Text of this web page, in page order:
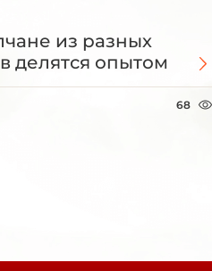
из разных
делятся опытом
68